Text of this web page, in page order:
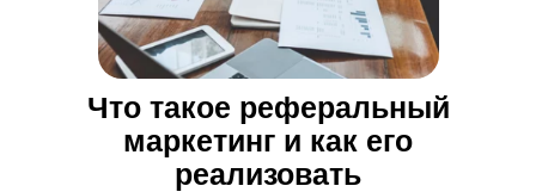
Что такое реферальный
маркетинг и как его
реализовать